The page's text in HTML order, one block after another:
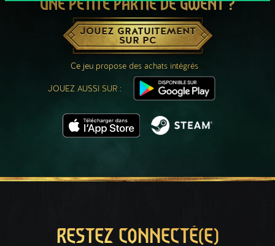
UNE PETITE PARTIE DE GWENT ?
JOUEZ GRATUITEMENT
SUR PC
Ce jeu propose des achats intégrés
JOUEZ AUSSI SUR :
RESTEZ CONNECTÉ(E)